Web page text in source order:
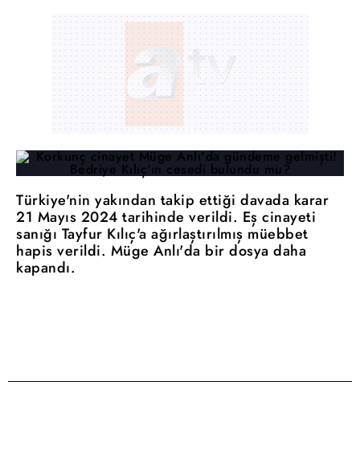
Türkiye'nin yakından takip ettiği davada karar
21 Mayıs 2024 tarihinde verildi. Eş cinayeti
sanığı Tayfur Kılıç'a ağırlaştırılmış müebbet
hapis verildi. Müge Anlı'da bir dosya daha
kapandı.